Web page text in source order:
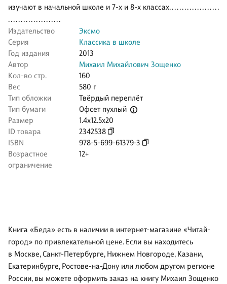
изучают в начальной школе и 7-х и 8-х классах. . . . . . . . . . . . . . . . . . . .
. . . . . . . . . . . . . . . . . . . . .
Издательство
Эксмо
Серия
Классика в школе
Год издания
2013
Автор
Михаил Михайлович Зощенко
Кол-во стр.
160
Вес
580 г
Тип обложки
Твёрдый переплёт
Тип бумаги
Офсет пухлый
Размер
1.4x12.5x20
ID товара
2342538
ISBN
978-5-699-61379-3
Возрастное
ограничение
12+
Книга «Беда» есть в наличии в интернет-магазине «Читай-
город» по привлекательной цене. Если вы находитесь
в Москве, Санкт-Петербурге, Нижнем Новгороде, Казани,
Екатеринбурге, Ростове-на-Дону или любом другом регионе
России, вы можете оформить заказ на книгу Михаил Зощенко